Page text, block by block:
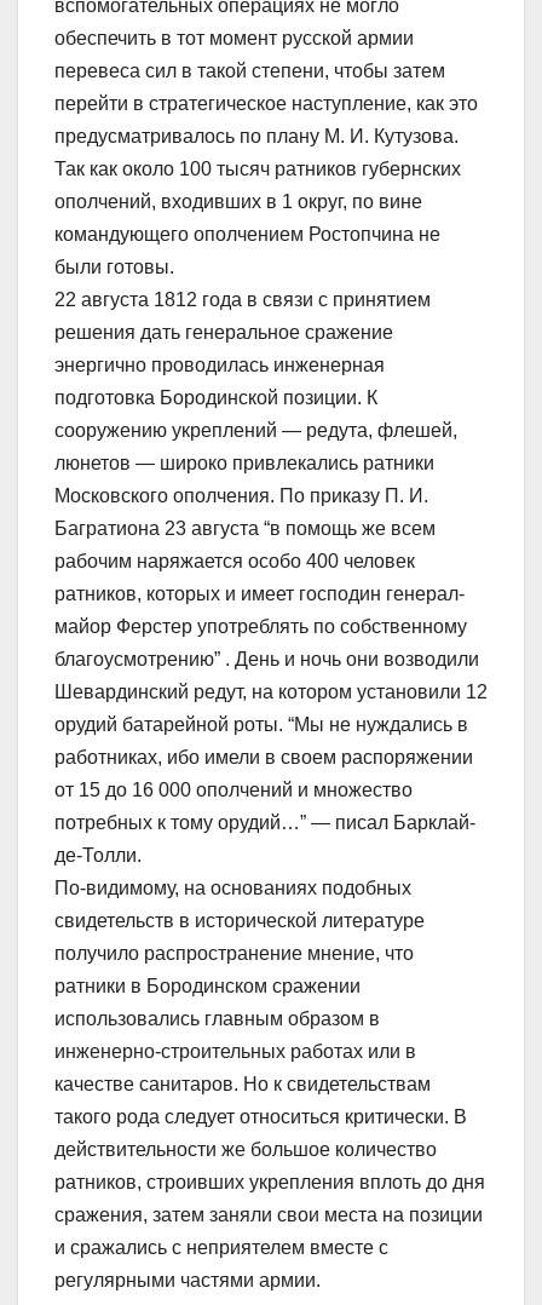
вспомогательных операциях не могло
обеспечить в тот момент русской армии
перевеса сил в такой степени, чтобы затем
перейти в стратегическое наступление, как это
предусматривалось по плану М. И. Кутузова.
Так как около 100 тысяч ратников губернских
ополчений, входивших в 1 округ, по вине
командующего ополчением Ростопчина не
были готовы.
22 августа 1812 года в связи с принятием
решения дать генеральное сражение
энергично проводилась инженерная
подготовка Бородинской позиции. К
сооружению укреплений — редута, флешей,
люнетов — широко привлекались ратники
Московского ополчения. По приказу П. И.
Багратиона 23 августа “в помощь же всем
рабочим наряжается особо 400 человек
ратников, которых и имеет господин генерал-
майор Ферстер употреблять по собственному
благоусмотрению” . День и ночь они возводили
Шевардинский редут, на котором установили 12
орудий батарейной роты. “Мы не нуждались в
работниках, ибо имели в своем распоряжении
от 15 до 16 000 ополчений и множество
потребных к тому орудий…” — писал Барклай-
де-Толли.
По-видимому, на основаниях подобных
свидетельств в исторической литературе
получило распространение мнение, что
ратники в Бородинском сражении
использовались главным образом в
инженерно-строительных работах или в
качестве санитаров. Но к свидетельствам
такого рода следует относиться критически. В
действительности же большое количество
ратников, строивших укрепления вплоть до дня
сражения, затем заняли свои места на позиции
и сражались с неприятелем вместе с
регулярными частями армии.